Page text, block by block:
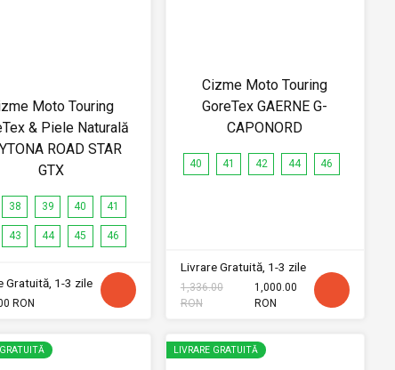
Moto Touring
& Piele Naturală
ROAD STAR
GTX
38 39 40 41
43 44 45 46
Gratuită, 1-3 zile
RON
Cizme Moto Touring
GoreTex GAERNE G-
CAPONORD
40 41 42 44 46
Livrare Gratuită, 1-3 zile
1,336.00
RON
1,000.00
RON
LIVRARE GRATUITĂ